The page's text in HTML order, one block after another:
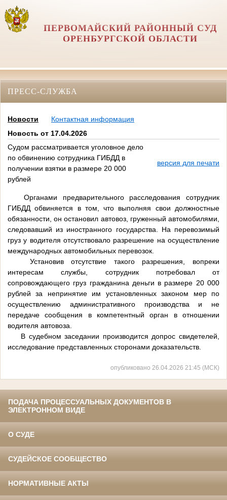
ПЕРВОМАЙСКИЙ РАЙОННЫЙ СУД
ОРЕНБУРГСКОЙ ОБЛАСТИ
ПРЕСС-СЛУЖБА
Новости
Контактная информация
Новость от 17.04.2026
Судом рассматривается уголовное дело
по обвинению сотрудника ГИБДД в
получении взятки в размере 20 000
рублей
версия для печати
Органами предварительного расследования сотрудник
ГИБДД обвиняется в том, что выполняя свои должностные
обязанности, он остановил автовоз, груженный автомобилями,
следовавший из иностранного государства. На перевозимый
груз у водителя отсутствовало разрешение на осуществление
международных автомобильных перевозок.
Установив отсутствие такого разрешения, вопреки
интересам службы, сотрудник потребовал от
сопровождающего груз гражданина деньги в размере 20 000
рублей за непринятие им установленных законом мер по
осуществлению административного производства и не
передаче сообщения в компетентный орган в отношении
водителя автовоза.
В судебном заседании производится допрос свидетелей,
исследование представленных сторонами доказательств.
опубликовано 26.04.2026 21:45 (МСК)
ПОДАЧА ПРОЦЕССУАЛЬНЫХ ДОКУМЕНТОВ В
ЭЛЕКТРОННОМ ВИДЕ
О СУДЕ
СУДЕЙСКОЕ СООБЩЕСТВО
НОРМАТИВНЫЕ АКТЫ